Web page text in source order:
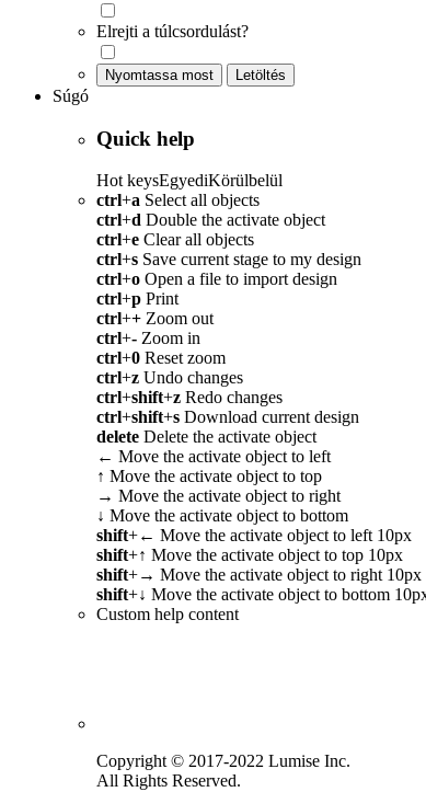
Elrejti a túlcsordulást?
Nyomtassa most Letöltés
Súgó
Quick help
Hot keysEgyediKörülbelül
ctrl+a Select all objects
ctrl+d Double the activate object
ctrl+e Clear all objects
ctrl+s Save current stage to my design
ctrl+o Open a file to import design
ctrl+p Print
ctrl++ Zoom out
ctrl+- Zoom in
ctrl+0 Reset zoom
ctrl+z Undo changes
ctrl+shift+z Redo changes
ctrl+shift+s Download current design
delete Delete the activate object
← Move the activate object to left
↑ Move the activate object to top
→ Move the activate object to right
↓ Move the activate object to bottom
shift+← Move the activate object to left 10px
shift+↑ Move the activate object to top 10px
shift+→ Move the activate object to right 10px
shift+↓ Move the activate object to bottom
Custom help content
Copyright © 2017-2022 Lumise Inc.
All Rights Reserved.